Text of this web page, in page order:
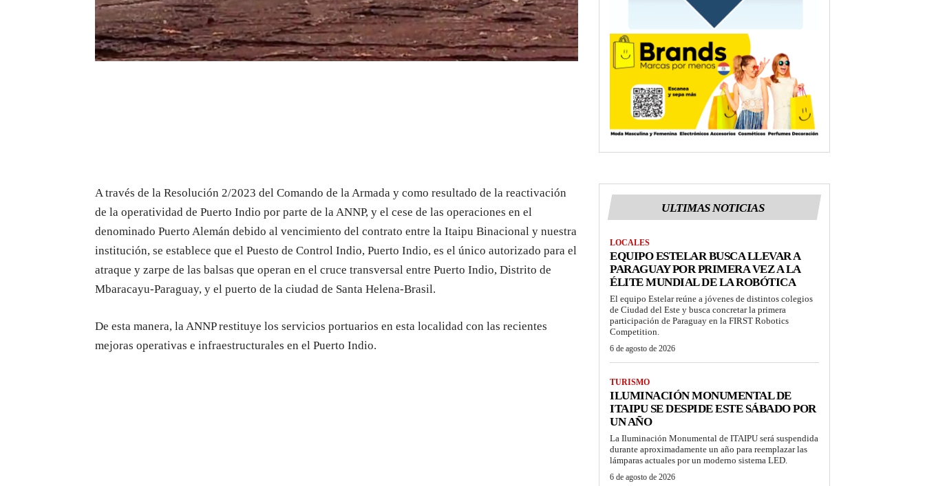
A través de la Resolución 2/2023 del Comando de la Armada y como resultado de la reactivación
de la operatividad de Puerto Indio por parte de la ANNP, y el cese de las operaciones en el
denominado Puerto Alemán debido al vencimiento del contrato entre la Itaipu Binacional y nuestra
institución, se establece que el Puesto de Control Indio, Puerto Indio, es el único autorizado para el
atraque y zarpe de las balsas que operan en el cruce transversal entre Puerto Indio, Distrito de
Mbaracayu-Paraguay, y el puerto de la ciudad de Santa Helena-Brasil.
De esta manera, la ANNP restituye los servicios portuarios en esta localidad con las recientes
mejoras operativas e infraestructurales en el Puerto Indio.
ULTIMAS NOTICIAS
LOCALES
EQUIPO ESTELAR BUSCA LLEVAR A
PARAGUAY POR PRIMERA VEZ A LA
ÉLITE MUNDIAL DE LA ROBÓTICA
El equipo Estelar reúne a jóvenes de distintos colegios
de Ciudad del Este y busca concretar la primera
participación de Paraguay en la FIRST Robotics
Competition.
6 de agosto de 2026
TURISMO
ILUMINACIÓN MONUMENTAL DE
ITAIPU SE DESPIDE ESTE SÁBADO POR
UN AÑO
La Iluminación Monumental de ITAIPU será suspendida
durante aproximadamente un año para reemplazar las
lámparas actuales por un moderno sistema LED.
6 de agosto de 2026